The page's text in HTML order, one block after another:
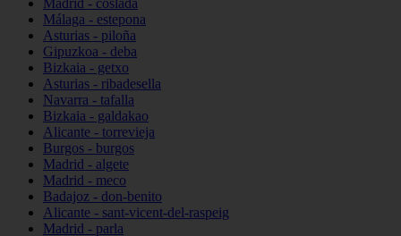
Madrid - coslada
Málaga - estepona
Asturias - piloña
Gipuzkoa - deba
Bizkaia - getxo
Asturias - ribadesella
Navarra - tafalla
Bizkaia - galdakao
Alicante - torrevieja
Burgos - burgos
Madrid - algete
Madrid - meco
Badajoz - don-benito
Alicante - sant-vicent-del-raspeig
Madrid - parla